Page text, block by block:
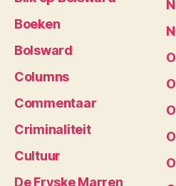
Boeken
Bolsward
Columns
Commentaar
Criminaliteit
Cultuur
De Fryske Marren